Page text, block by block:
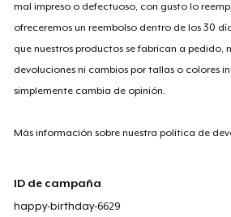
mal impreso o defectuoso, con gusto lo
ofreceremos un reembolso dentro de los 30
que nuestros productos se fabrican a pedido,
devoluciones ni cambios por tallas o colores
simplemente cambia de opinión.
Más información sobre nuestra política de
ID de campaña
happy-birthday-6629